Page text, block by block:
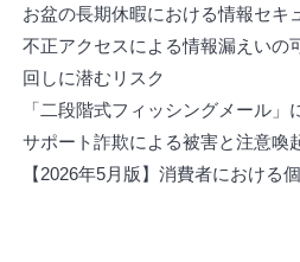
お盆の長期休暇における情報セキ
不正アクセスによる情報漏えいの
回しに潜むリスク
「二段階式フィッシングメール」
サポート詐欺による被害と注意喚
【2026年5月版】消費者における